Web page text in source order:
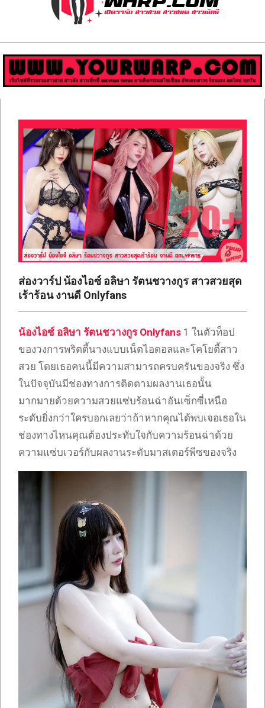
ส่อง
วาร์
ป
สวย
มีชื่อ
เสียง
คน
ดัง
คน
กระแส
เซ็กซี่
ONLYFANS
TIKTOK
Navigation
ส่องวาร์ป น้องไอซ์ อลิษา รัตนชวางกูร สาวสวยสุด
เร้าร้อน งานดี Onlyfans
น้องไอซ์ อลิษา รัตนชวางกูร Onlyfans 1 ในตัวท็อป
ของวงการพริตตี้นางแบบเน็ตไอดอลและโคโยตี้สาว
สวย โดยเธอคนนี้มีความสามารถครบครันของจริง ซึ่ง
ในปัจจุบันมีช่องทางการติดตามผลงานเธอนั้น
มากมายด้วยความสวยแซ่บร้อนฉ่าอันเซ็กซี่เหนือ
ระดับยิ่งกว่าใครบอกเลยว่าถ้าหากคุณได้พบเจอเธอใน
ช่องทางไหนคุณต้องประทับใจกับความร้อนฉ่าด้วย
ความแซ่บเวอร์กับผลงานระดับมาสเตอร์พีซของจริง